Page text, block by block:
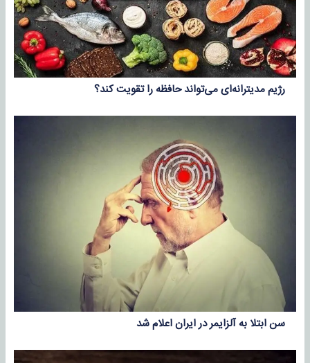
رژیم مدیترانه‌ای می‌تواند حافظه را تقویت کند؟
سن ابتلا به آلزایمر در ایران اعلام شد